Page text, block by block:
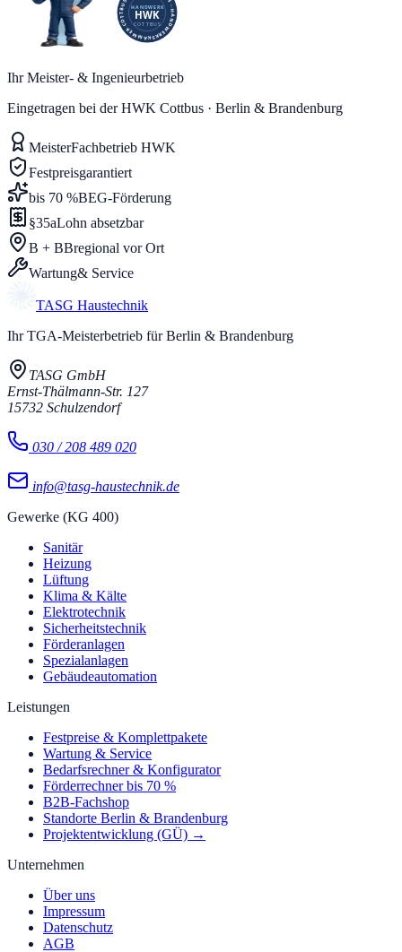
Ihr Meister- & Ingenieurbetrieb
Eingetragen bei der HWK Cottbus · Berlin & Brandenburg
MeisterFachbetrieb HWK
Festpreisgarantiert
bis 70 %BEG-Förderung
§35aLohn absetzbar
B + BBregional vor Ort
Wartung& Service
TASG Haustechnik
Ihr TGA-Meisterbetrieb für Berlin & Brandenburg
TASG GmbH
Ernst-Thälmann-Str. 127
15732 Schulzendorf
030 / 208 489 020
info@tasg-haustechnik.de
Gewerke (KG 400)
Sanitär
Heizung
Lüftung
Klima & Kälte
Elektrotechnik
Sicherheitstechnik
Förderanlagen
Spezialanlagen
Gebäudeautomation
Leistungen
Festpreise & Komplettpakete
Wartung & Service
Bedarfsrechner & Konfigurator
Förderrechner bis 70 %
B2B-Fachshop
Standorte Berlin & Brandenburg
Projektentwicklung (GÜ) →
Unternehmen
Über uns
Impressum
Datenschutz
AGB